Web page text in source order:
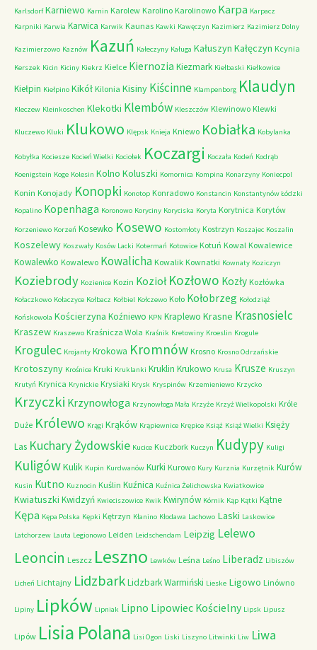
Karlsdorf Karniewo Karnin Karolew Karolino Karolinowo Karpa Karpacz
Karpniki Karwia Karwica Karwik Kaunas Kawki Kawęczyn Kazimierz Kazimierz Dolny
Kazimierzowo Kaznów Kazuń Kałeczyny Kaługa Kałuszyn Kałęczyn Kcynia
Kerszek Kicin Kiciny Kiekrz Kielce Kiernozia Kiezmark Kiełbaski Kiełkowice
Kiełpin Kiełpino Kikół Kilonia Kisiny Kiścinne Klampenborg Klaudyn
Kleczew Kleinkoschen Klekotki Klembów Kleszczów Klewinowo Klewki
Kluczewo Kluki Klukowo Klępsk Knieja Kniewo Kobiałka Kobylanka
Kobyłka Kociesze Kocień Wielki Kociołek Koczargi Koczała Kodeń Kodrąb
Koenigstein Koge Kolesin Kolno Koluszki Komornica Kompina Konarzyny Koniecpol
Konin Konojady Konopki Konotop Konradowo Konstancin Konstantynów Łódzki
Kopalino Kopenhaga Koronowo Koryciny Koryciska Koryta Korytnica Korytów
Korzeniewo Korzeń Kosewko Kosewo Kostomłoty Kostrzyn Koszajec Koszalin
Koszelewy Koszwały Kosów Lacki Kotermań Kotowice Kotuń Kowal Kowalewice
Kowalewko Kowalewo Kowalicha Kowalik Kownatki Kownaty Koziczyn
Koziebrody Kozienice Kozin Kozioł Kozłowo Kozły Kozłówka
Kołaczkowo Kołaczyce Kołbacz Kołbiel Kołczewo Koło Kołobrzeg Kołodziąż
Końskowola Kościerzyna Koźniewo KPN Kraplewo Krasne Krasnosielc
Kraszew Kraszewo Kraśnicza Wola Kraśnik Kretowiny Kroeslin Krogule
Krogulec Krojanty Krokowa Kromnów Krosno Krosno Odrzańskie
Krotoszyny Krośnice Kruki Kruklanki Kruklin Krukowo Krusa Krusze Kruszyn
Krutyń Krynica Krynickie Krysiaki Krysk Kryspinów Krzemieniewo Krzycko
Krzyczki Krzynowłoga Krzynowłoga Mała Krzyże Krzyż Wielkopolski Króle
Duże Królewo Krągi Krąków Krąpiewnice Krępice Książ Książ Wielki Księży
Las Kuchary Żydowskie Kucice Kuczbork Kuczyn Kudypy Kuligi
KuligówKulik Kupin Kurdwanów Kurki Kurowo Kury Kurznia Kurzętnik Kurów
Kusin Kutno Kuznocin Kuślin Kuźnica Kuźnica Żelichowska Kwiatkowice
Kwiatuszki Kwidzyń Kwieciszowice Kwik Kwirynów Kórnik Kąp Kątki Kątne
Kępa Kępa Polska Kępki Kętrzyn Kłanino Kłodawa Lachowo Laski Laskowice
Latchorzew Lauta Legionowo Leiden Leidschendam Leipzig Lelewo
Leoncin Leszcz Leszno Lewków Leśna Leśno Liberadz Libiszów
Licheń Lichtajny LidzbarkLidzbark Warmiński Lieske Ligowo Linówno
Lipiny Lipków Lipniak Lipno Lipowiec Kościelny Lipsk Lipusz
Lipów Lisia Polana Lisi Ogon Liski Liszyno Litwinki Liw Liwa